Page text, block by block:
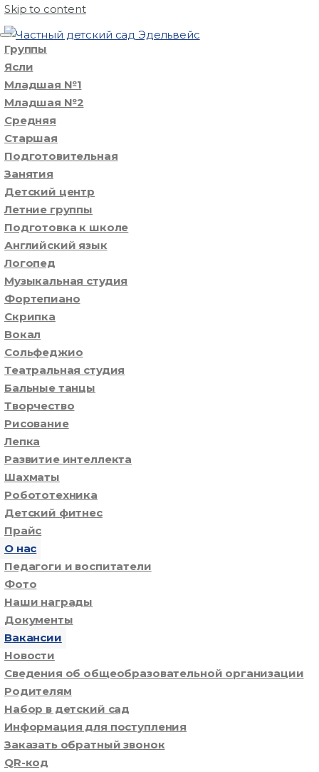
Skip to content
Группы
Ясли
Младшая №1
Младшая №2
Средняя
Старшая
Подготовительная
Занятия
Детский центр
Летние группы
Подготовка к школе
Английский язык
Логопед
Музыкальная студия
Фортепиано
Скрипка
Вокал
Сольфеджио
Театральная студия
Бальные танцы
Творчество
Рисование
Лепка
Развитие интеллекта
Шахматы
Робототехника
Детский фитнес
Прайс
О нас
Педагоги и воспитатели
Фото
Наши награды
Документы
Вакансии
Новости
Сведения об общеобразовательной организации
Родителям
Набор в детский сад
Информация для поступления
Заказать обратный звонок
QR-код